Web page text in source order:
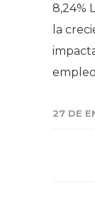
8,24%
la
27 DE